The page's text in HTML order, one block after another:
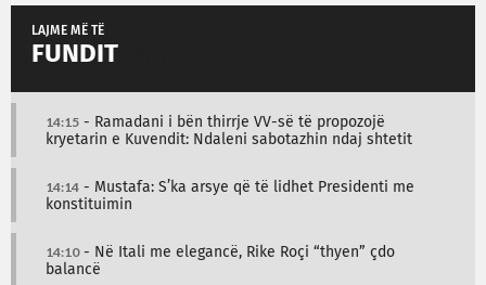
LAJME MË TË
FUNDIT
14:15 - Ramadani i bën thirrje VV-së të propozojë
kryetarin e Kuvendit: Ndaleni sabotazhin ndaj shtetit
14:14 - Mustafa: S’ka arsye që të lidhet Presidenti me
konstituimin
14:10- Në Itali me elegancë, Rike Roçi “thyen” çdo
balancë